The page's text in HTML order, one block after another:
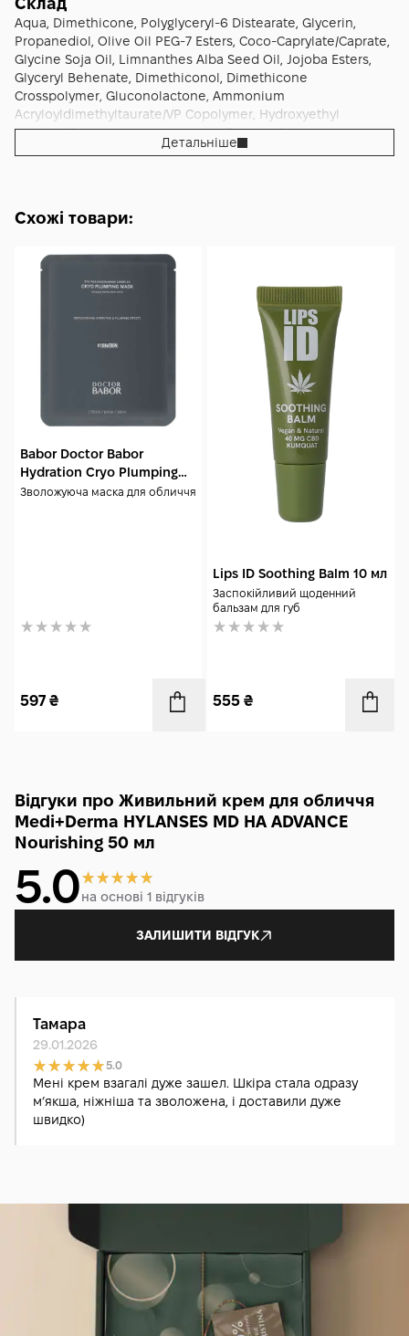
Aqua, Dimethicone, Polyglyceryl-6 Distearate, Glycerin,
Propanediol, Olive Oil PEG-7 Esters, Coco-Caprylate/Caprate,
Glycine Soja Oil, Limnanthes Alba Seed Oil, Jojoba Esters,
Glyceryl Behenate, Dimethiconol, Dimethicone
Crosspolymer, Gluconolactone, Ammonium
Acryloyldimethyltaurate/VP Copolymer, Hydroxyethyl
Acrylate/Sodium Acryloyldimethyl Taurate Copolymer,
Triticum Vulgare Germ Oil Unsaponifiables, Alcohol, Ascorbyl
Ethylhexylglycerin, Glycine Soja Oil Unsaponifiables,
Niacin, Niacinamide, Olea Europaea Oil Unsaponifiables,
Parfum, Pentylene Glycol, Phenoxyethanol, Polyglyceryl-3
Beeswax, Polysorbate 20, Sodium Chloride, Sodium Cholate,
Sodium Hyaluronate, Sodium Hydroxide, Squalane,
Tocopherol, Tocopheryl Acetate, Triethanolamine, Xanthan
Детальніше
Схожі товари:
Babor Doctor Babor
Hydration Cryo Plumping
Mask 1 шт
Зволожуюча маска для обличчя
597 ₴
Lips ID Soothing Balm 10 мл
Заспокійливий щоденний
бальзам для губ
555 ₴
Відгуки про Живильний крем для обличчя
Medi+Derma HYLANSES MD HA ADVANCE
Nourishing 50 мл
5.0на основі 1 відгуків
ЗАЛИШИТИ ВІДГУК
Тамара
29.01.2026
5.0
Мені крем взагалі дуже зашел. Шкіра стала одразу
мʼякша, ніжніша та зволожена, і доставили дуже
швидко)